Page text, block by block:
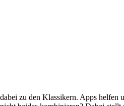
zu den Klassikern. Apps helfen